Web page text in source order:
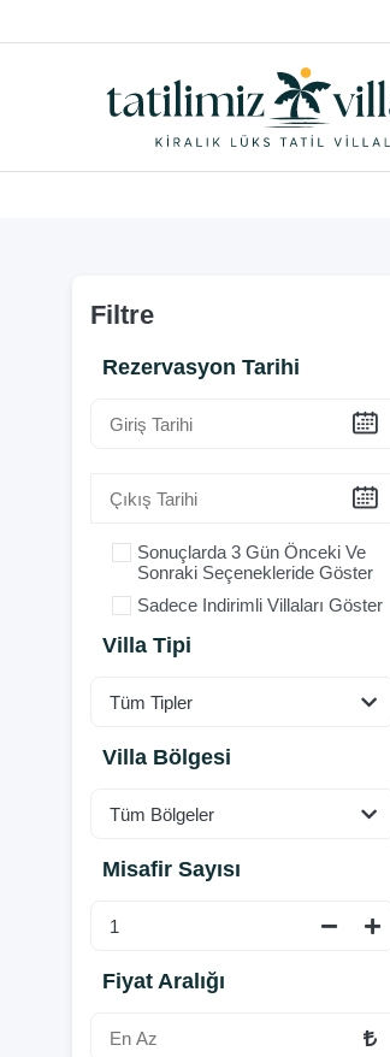
Filtre
Rezervasyon Tarihi
Sonuçlarda 3 Gün Önceki Ve
Sonraki Seçenekleride Göster
Sadece Indirimli Villaları Göster
Villa Tipi
Villa Bölgesi
Misafir Sayısı
Fiyat Aralığı